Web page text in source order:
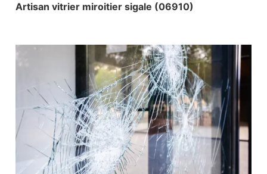
Artisan vitrier miroitier sigale (06910)